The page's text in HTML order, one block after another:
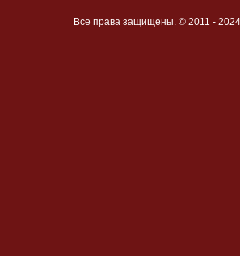
Все права защищены. © 2011 - 2024